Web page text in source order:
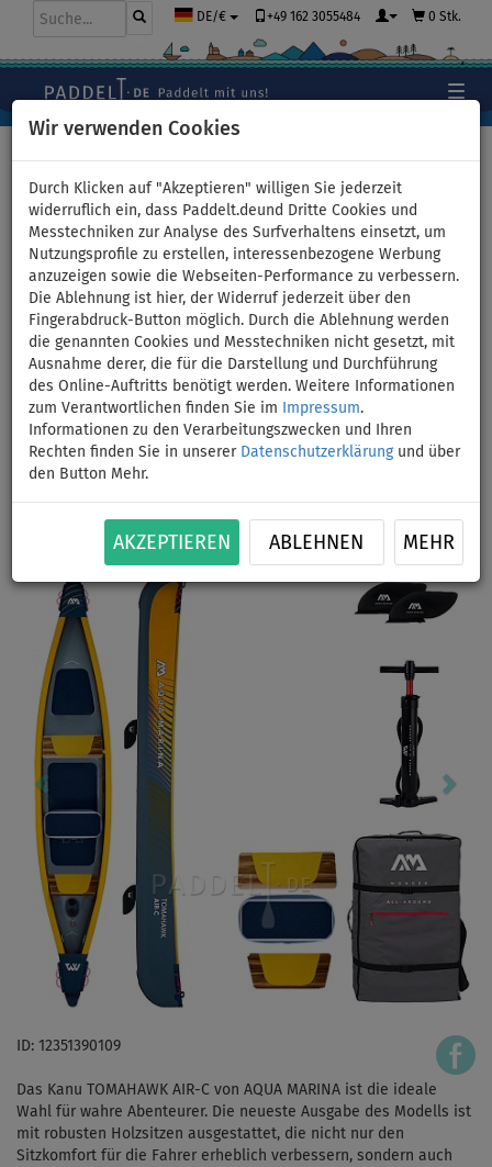
Wir verwenden Cookies
Durch Klicken auf "Akzeptieren" willigen Sie jederzeit
widerruflich ein, dass Paddelt.deund Dritte Cookies und
Messtechniken zur Analyse des Surfverhaltens einsetzt, um
Nutzungsprofile zu erstellen, interessenbezogene Werbung
anzuzeigen sowie die Webseiten-Performance zu verbessern.
Die Ablehnung ist hier, der Widerruf jederzeit über den
Fingerabdruck-Button möglich. Durch die Ablehnung werden
die genannten Cookies und Messtechniken nicht gesetzt, mit
Ausnahme derer, die für die Darstellung und Durchführung
des Online-Auftritts benötigt werden. Weitere Informationen
zum Verantwortlichen finden Sie im
Impressum.
Informationen zu den Verarbeitungszwecken und Ihren
Rechten finden Sie in unserer Datenschutzerklärungund über
den Button Mehr.
AKZEPTIEREN ABLEHNEN MEHR
DE/€ +49 162 3055484 0 Stk.
Kanu AQUA MARINA
Tomahawk AIR-C -
aufblasbares Kanu 3-
Personen - Variante: ohne
Paddel
VERSAND
Previous Next
ID: 12351390109
Das Kanu TOMAHAWK AIR-C von AQUA MARINA ist die ideale
Wahl für wahre Abenteurer. Die neueste Ausgabe des Modells ist
mit robusten Holzsitzen ausgestattet, die nicht nur den
Sitzkomfort für die Fahrer erheblich verbessern, sondern auch